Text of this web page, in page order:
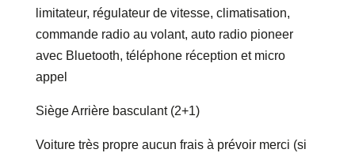
limitateur, régulateur de vitesse, climatisation,
commande radio au volant, auto radio pioneer
avec Bluetooth, téléphone réception et micro
appel
Siège Arrière basculant (2+1)
Voiture très propre aucun frais à prévoir merci (si